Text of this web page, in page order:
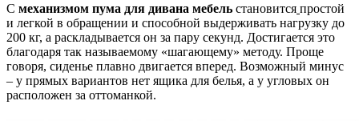
С механизмом пума для дивана мебель становится простой
и легкой в обращении и способной выдерживать нагрузку до
200 кг, а раскладывается он за пару секунд. Достигается это
благодаря так называемому «шагающему» методу. Проще
говоря, сиденье плавно двигается вперед. Возможный минус
– у прямых вариантов нет ящика для белья, а у угловых он
расположен за оттоманкой.